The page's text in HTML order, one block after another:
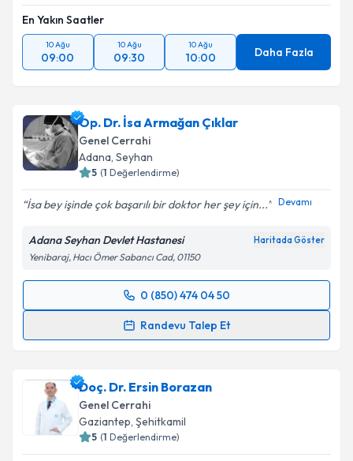
En Yakın Saatler
10 Ağu
09:00
10 Ağu
09:30
10 Ağu
10:00 Daha Fazla
Op. Dr. İsa Armağan Çıklar
Genel Cerrahi
Adana, Seyhan
5 (1 Değerlendirme)
İsa bey işinde çok başarılı bir doktor her şey için... Devamı
Adana Seyhan Devlet Hastanesi Haritada Göster
Yenibaraj, Hacı Ömer Sabancı Cad, 01150
0 (850) 474 04 50
Randevu Talep Et
Randevu Takvimi Talebi
için bir takvim hazırlandığında e-posta ile
bilgilendireceğiz.
E-posta Adresiniz
Doç. Dr. Ersin Borazan
Genel Cerrahi
Gaziantep, Şehitkamil
5 (1 Değerlendirme)